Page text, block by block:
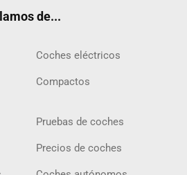
de...
Coches eléctricos
Compactos
Pruebas de coches
Precios de coches